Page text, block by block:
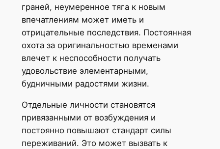
граней, неумеренное тяга к новым
впечатлениям может иметь и
отрицательные последствия. Постоянная
охота за оригинальностью временами
влечет к неспособности получать
удовольствие элементарными,
будничными радостями жизни.
Отдельные личности становятся
привязанными от возбуждения и
постоянно повышают стандарт силы
переживаний. Это может вызвать к